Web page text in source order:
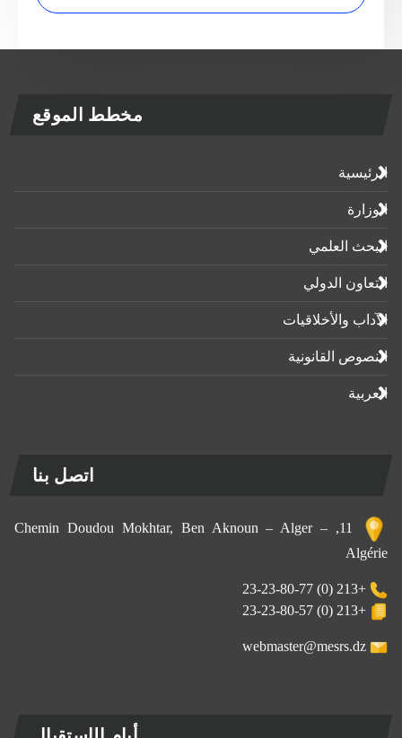
مخطط الموقع
الرئيسية
الوزارة
البحث العلمي
التعاون الدولي
الآداب واﻷخلاقيات
النصوص القانونية
العربية
اتصل بنا
11, Chemin Doudou Mokhtar, Ben Aknoun – Alger –
Algérie
+213 (0) 23-23-80-77
+213 (0) 23-23-80-57
webmaster@mesrs.dz